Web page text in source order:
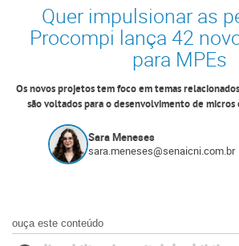
Quer impulsionar as
Procompi lança 42
para MPEs
Os novos projetos tem foco em temas
são voltados para o desenvolvimento de micros
Sara Meneses
sara.meneses@senaicni.com.br
ouça este conteúdo